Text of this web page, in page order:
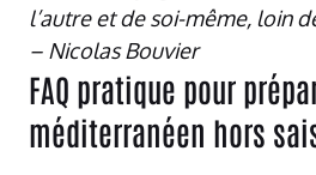
l’autre et de soi-même, loin
– Nicolas Bouvier
FAQ pratique pour
méditerranéen hors